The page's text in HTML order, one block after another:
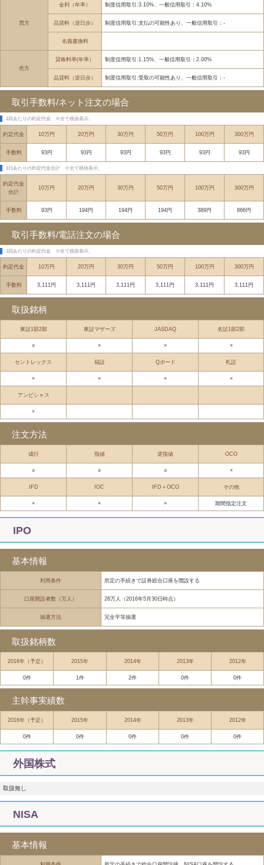
買方
金利（年率） 制度信用取引:3.10%、一般信用取引：4.10%
品貸料（逆日歩） 制度信用取引:支払の可能性あり、一般信用取引：-
名義書換料
売方
貸株料率(年率） 制度信用取引:1.15%、一般信用取引：2.00%
品貸料（逆日歩） 制度信用取引:受取の可能性あり、一般信用取引：-
取引手数料/ネット注文の場合
1回あたりの約定代金 ※全て税抜表示。
約定代金 10万円 20万円 30万円 50万円 100万円 300万円
手数料 93円 93円 93円 93円 93円 93円
1日あたりの約定代金合計 ※全て税抜表示。
約定代金
合計
10万円 20万円 30万円 50万円 100万円 300万円
手数料 93円 194円 194円 194円 389円 866円
取引手数料/電話注文の場合
1回あたりの約定代金 ※全て税抜表示。
約定代金 10万円 20万円 30万円 50万円 100万円 300万円
手数料 3,111円 3,111円 3,111円 3,111円 3,111円 3,111円
取扱銘柄
東証1部2部 東証マザーズ JASDAQ 名証1部2部
○ × × ×
セントレックス 福証 Qボード 札証
× × × ×
アンビシャス
×
注文方法
成行 指値 逆指値 OCO
○ ○ ○ ×
IFD IOC IFD＋OCO その他
× × × 期間指定注文
IPO
基本情報
利用条件 所定の手続きで証券総合口座を開設する
口座開設者数（万人） 28万人（2016年5月30日時点）
抽選方法 完全平等抽選
取扱銘柄数
2016年（予定） 2015年 2014年 2013年 2012年
0件 1件 2件 0件 0件
主幹事実績数
2016年（予定） 2015年 2014年 2013年 2012年
0件 0件 0件 0件 0件
外国株式
取扱無し
NISA
基本情報